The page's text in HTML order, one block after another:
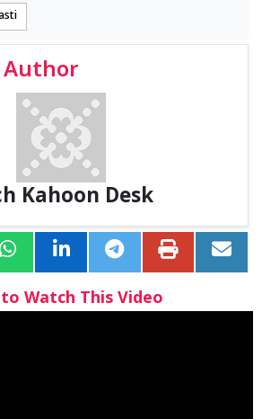
Author
Kahoon Desk
Watch This Video